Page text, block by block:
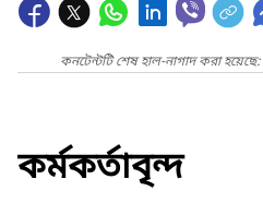
কনটেন্টটি শেষ হাল-নাগাদ করা
কর্মকর্তাবৃন্দ